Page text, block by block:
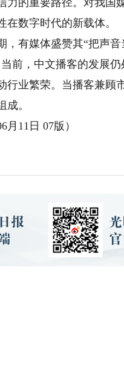
力的重要路径。对我国
数字时代的新载体。
有媒体盛赞其“把声音
前，中文播客的发展
行业繁荣。当播客兼顾
。
11日 07版）